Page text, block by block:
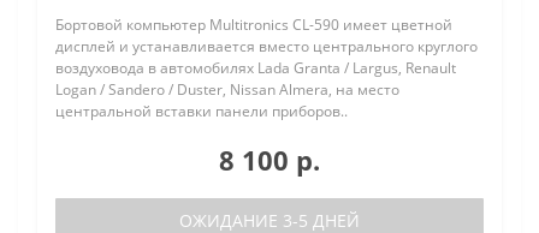
Бортовой компьютер Multitronics CL-590 имеет цветной
дисплей и устанавливается вместо центрального круглого
воздуховода в автомобилях Lada Granta / Largus, Renault
Logan / Sandero / Duster, Nissan Almera, на место
центральной вставки панели приборов..
8 100 р.
ОЖИДАНИЕ 3-5 ДНЕЙ